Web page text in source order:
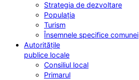
Strategia de dezvoltare
Populația
Turism
Însemnele specifice comunei
Autoritățile
publice locale
Consiliul local
Primarul